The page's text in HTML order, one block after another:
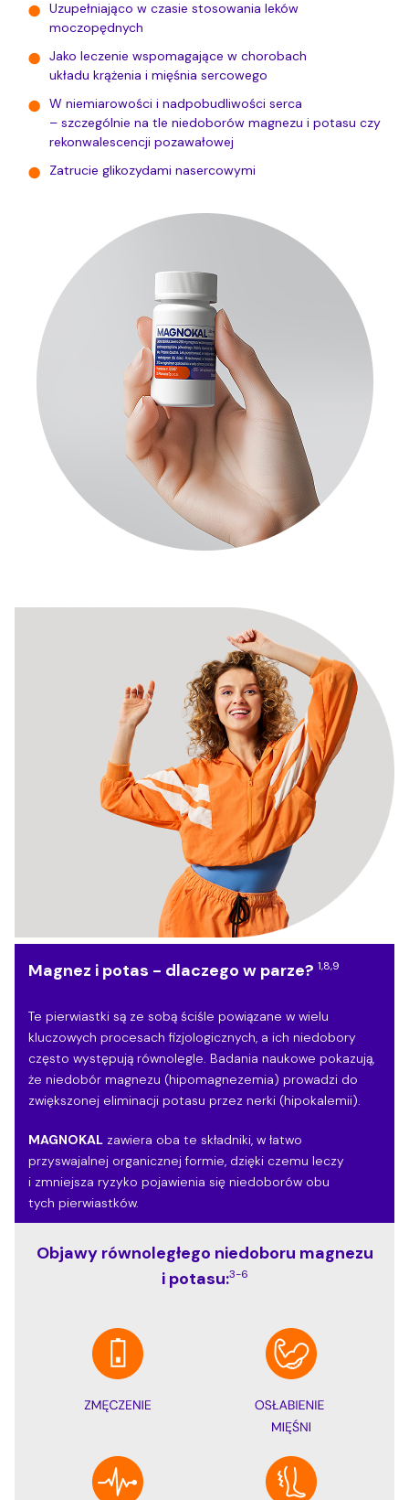
Uzupełniająco w czasie stosowania leków
moczopędnych
Jako leczenie wspomagające w chorobach
układu krążenia i mięśnia sercowego
W niemiarowości i nadpobudliwości serca
– szczególnie na tle niedoborów magnezu i potasu czy
rekonwalescencji pozawałowej
Zatrucie glikozydami nasercowymi
Magnez i potas - dlaczego w parze? 1,8,9
Te pierwiastki są ze sobą ściśle powiązane w wielu
kluczowych procesach fizjologicznych, a ich niedobory
często występują równolegle. Badania naukowe pokazują,
że niedobór magnezu (hipomagnezemia) prowadzi do
zwiększonej eliminacji potasu przez nerki (hipokalemii).
MAGNOKAL zawiera oba te składniki, w łatwo
przyswajalnej organicznej formie, dzięki czemu leczy
i zmniejsza ryzyko pojawienia się niedoborów obu
tych pierwiastków.
Objawy równoległego niedoboru magnezu
i potasu:3-6